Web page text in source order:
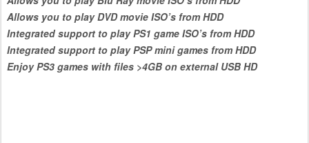
Allows you to play DVD movie ISO’s from HDD
Integrated support to play PS1 game ISO’s from HDD
Integrated support to play PSP mini games from HDD
Enjoy PS3 games with files >4GB on external USB HD